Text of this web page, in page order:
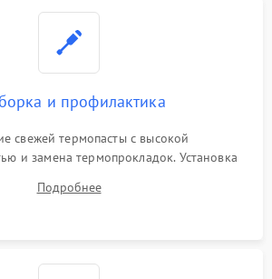
и профилактика
свежей термопасты с высокой
и замена термопрокладок. Установка
и накопителей. Предварительная
Подробнее